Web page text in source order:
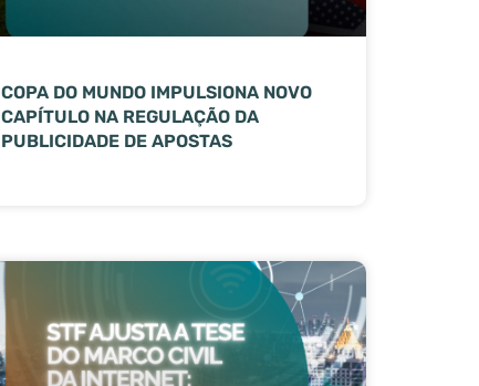
COPA DO MUNDO IMPULSIONA NOVO
CAPÍTULO NA REGULAÇÃO DA
PUBLICIDADE DE APOSTAS